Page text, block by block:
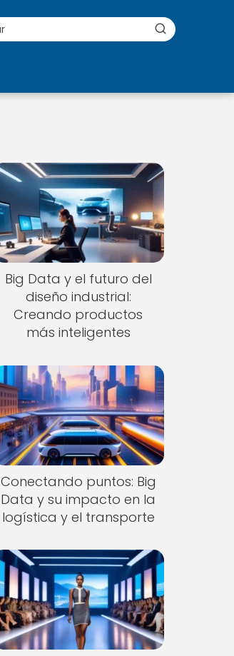
Big Data y el futuro del
diseño industrial:
Creando productos
más inteligentes
Conectando puntos: Big
Data y su impacto en la
logística y el transporte